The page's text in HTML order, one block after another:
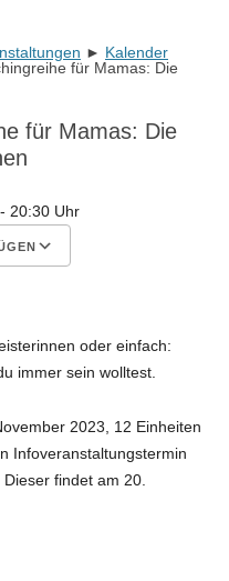
► Kalender
für Mamas: Die
für Mamas: Die
20:30 Uhr
oder einfach:
immer sein wolltest.
2023, 12 Einheiten
Infoveranstaltungstermin
findet am 20.